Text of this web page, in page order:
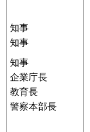
知事
知事
知事
企業庁長
教育長
警察本部長